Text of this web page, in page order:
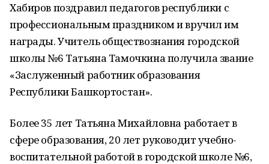
Хабиров поздравил педагогов республики с
профессиональным праздником и вручил им
награды. Учитель обществознания городской
школы №6 Татьяна Тамочкина получила звание
«Заслуженный работник образования
Республики Башкортостан».
Более 35 лет Татьяна Михайловна работает в
сфере образования, 20 лет руководит учебно-
воспитательной работой в городской школе №6,